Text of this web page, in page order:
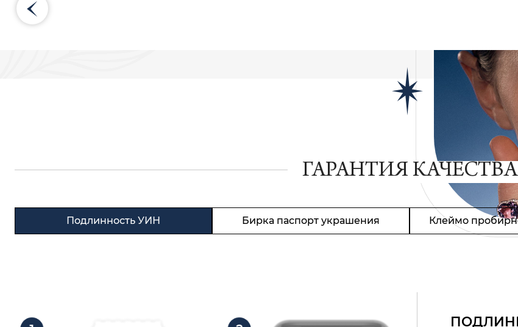
ГАРАНТИЯ КАЧЕСТВА
Подлинность УИН Бирка паспорт украшения Клеймо